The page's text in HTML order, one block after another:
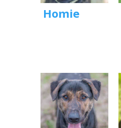
Homie